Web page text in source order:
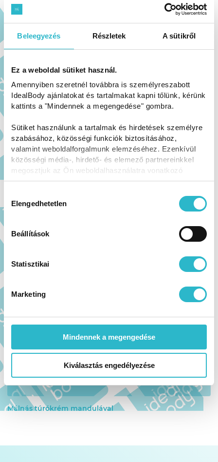
Beleegyezés Részletek A sütikről
Ez a weboldal sütiket használ.
Amennyiben szeretnél továbbra is személyreszabott
IdealBody ajánlatokat és tartalmakat kapni tőlünk, kérünk
kattints a "Mindennek a megengedése" gombra.
Sütiket használunk a tartalmak és hirdetések személyre
szabásához, közösségi funkciók biztosításához,
valamint weboldalforgalmunk elemzéséhez. Ezenkívül
közösségi média-, hirdető- és elemező partnereinkkel
megosztjuk az Ön weboldalhasználatra vonatkozó
adatait, akik kombinálhatják az adatokat más olyan
Ön által használt más szolgáltatásokból gyűjtöttek.
kiválasztása
Elengedhetetlen
Beállítások
Statisztikai
Marketing
Mindennek a megengedése
Kiválasztás engedélyezése
RECEPTEK
Málnás túrókrém mandulával